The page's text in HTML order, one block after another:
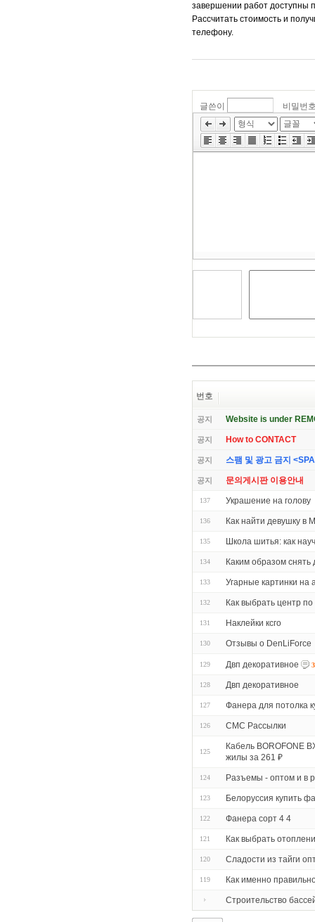
завершении работ доступны
Рассчитать стоимость и
телефону.
글쓴이
비밀번
편
도
번호
공지 Website is under
공지 How to CONTACT
공지 스팸 및 광고 금지
공지 문의게시판 이용안내
137 Украшение на голову
136 Как найти девушку в
135 Школа шитья: как
134 Каким образом снять
133 Угарные картинки на
132 Как выбрать центр
131 Наклейки ксго
130 Отзывы о DenLiForce
129 Двп декоративное 3
128 Двп декоративное
127 Фанера для потолка
126 СМС Рассылки
125
Кабель BOROFONE
жилы за 261 ₽
124 Разъемы - оптом и в
123 Белоруссия купить
122 Фанера сорт 4 4
121 Как выбрать
120 Сладости из тайги
119 Как именно
Строительство